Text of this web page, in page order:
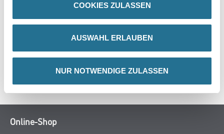
COOKIES ZULASSEN
AUSWAHL ERLAUBEN
NUR NOTWENDIGE ZULASSEN
ZUSATZINFOS
GEFAHRENHINWEISE
SPEZIFIKATIONEN
Online-Shop